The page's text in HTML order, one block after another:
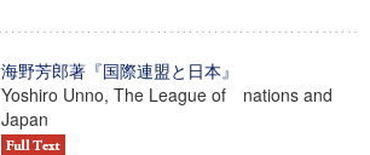
海野芳郎著『国際連盟と日本』
Yoshiro Unno, The League of nations and
Japan